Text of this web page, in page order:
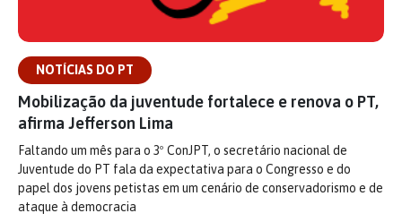
NOTÍCIAS DO PT
Mobilização da juventude fortalece e renova o PT,
afirma Jefferson Lima
Faltando um mês para o 3º ConJPT, o secretário nacional de
Juventude do PT fala da expectativa para o Congresso e do
papel dos jovens petistas em um cenário de conservadorismo e de
ataque à democracia